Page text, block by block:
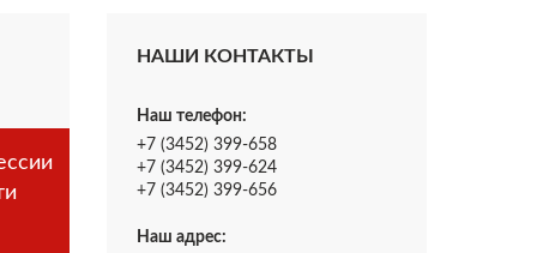
НАШИ КОНТАКТЫ
Наш телефон:
+7 (3452) 399-658
+7 (3452) 399-624
+7 (3452) 399-656
Наш адрес: